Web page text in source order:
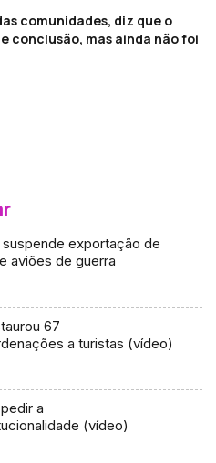
comunidades, diz que o
conclusão, mas ainda não foi
suspende exportação de
aviões de guerra
67
a turistas (vídeo)
a
(vídeo)